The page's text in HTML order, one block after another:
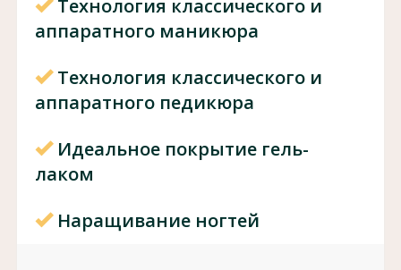
Технология классического и
аппаратного маникюра
Технология классического и
аппаратного педикюра
Идеальное покрытие гель-
лаком
Наращивание ногтей